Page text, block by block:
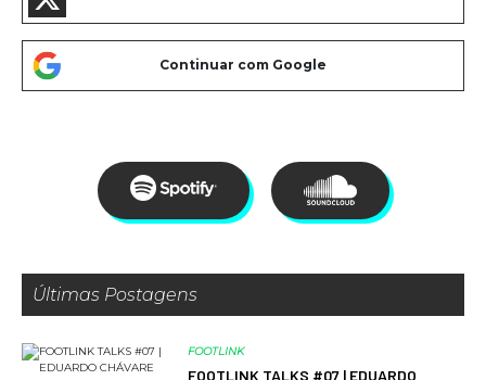
Últimas Postagens
FOOTLINK
FOOTLINK TALKS #07 | EDUARDO